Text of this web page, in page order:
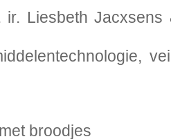
ir. Liesbeth
broodjes